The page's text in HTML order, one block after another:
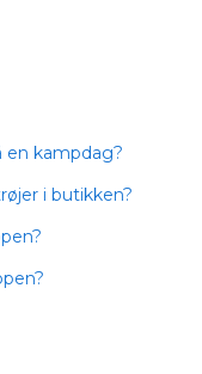
en kampdag?
i butikken?